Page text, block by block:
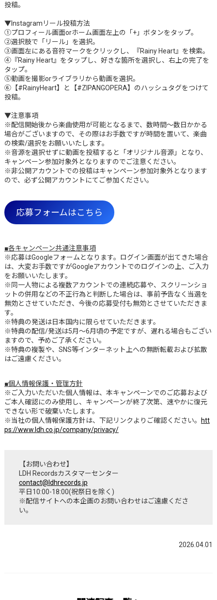
投稿。
▼Instagramリール投稿方法
①プロフィール画面orホーム画面左上の「+」ボタンをタップ。
②選択肢で「リール」を選択。
③画面左にある音符マークをクリックし、『Rainy Heart』を検索。
④『Rainy Heart』をタップし、好きな箇所を選択し、右上の完了を
タップ。
⑤動画を撮影orライブラリから動画を選択。
⑥【#RainyHeart】と【#ZIPANGOPERA】のハッシュタグをつけて
投稿。
▼注意事項
※配信開始後から楽曲使用が可能となるまで、数時間～数日かかる
場合がございますので、その際はお手数ですが時間を置いて、楽曲
の検索/選択をお願いいたします。
※音源を選択せずに動画を投稿すると「オリジナル音源」となり、
キャンペーン参加対象外となりますのでご注意ください。
※非公開アカウントでの投稿はキャンペーン参加対象外となります
ので、必ず公開アカウントにてご参加ください。
応募フォームはこちら
■各キャンペーン共通注意事項
※応募はGoogleフォームとなります。ログイン画面が出てきた場合
は、大変お手数ですがGoogleアカウントでのログインの上、ご入力
をお願いいたします。
※同一人物による複数アカウントでの連続応募や、スクリーンショ
ットの併用などの不正行為と判断した場合は、事前予告なく当選を
無効とさせていただき、今後の応募受付も無効とさせていただきま
す。
※特典の発送は日本国内に限らせていただきます。
※特典の配信/発送は5月～6月頃の予定ですが、遅れる場合もござい
ますので、予めご了承ください。
※特典の複製や、SNS等インターネット上への無断転載および拡散
はご遠慮ください。
■個人情報保護・管理方針
※ご入力いただいた個人情報は、本キャンペーンでのご応募および
ご本人確認にのみ使用し、キャンペーンが終了次第、速やかに復元
できない形で破棄いたします。
※当社の個人情報保護方針は、下記リンクよりご確認ください。
htt
ps://www.ldh.co.jp/company/privacy/
【お問い合わせ】
LDH Recordsカスタマーセンター
contact@ldhrecords.jp
平日10:00-18:00(祝祭日を除く)
※配信サイトへの本企画のお問い合わせはご遠慮くださ
い。
2026.04.01